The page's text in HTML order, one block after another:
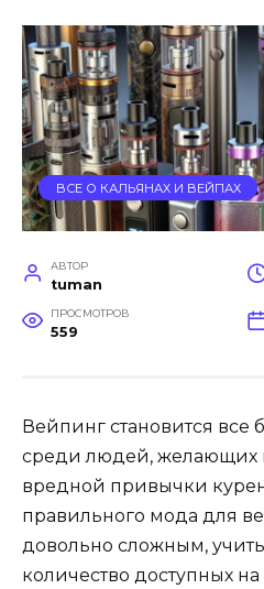
ВСЕ О КАЛЬЯНАХ И ВЕЙПАХ
АВТОР
tuman
ПРОСМОТРОВ
559
Вейпинг становится все
среди людей, желающих
вредной привычки
правильного мода для
довольно сложным,
количество доступных